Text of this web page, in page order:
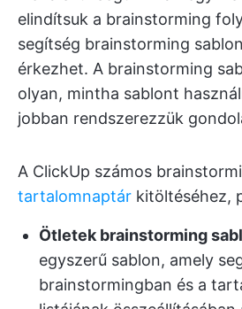
elindítsuk a brainstorming
segítség brainstorming
érkezhet. A brainstorming
olyan, mintha sablont
jobban rendszerezzük
A ClickUp számos
tartalomnaptár kitöltéséhez,
Ötletek brainstorming
egyszerű sablon, amely
brainstormingban és a